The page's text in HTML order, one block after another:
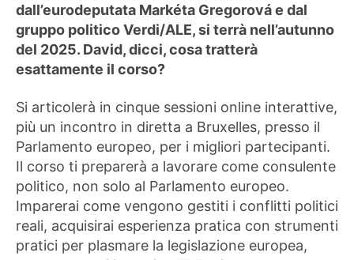
dall’eurodeputata Markéta Gregorová e dal
gruppo politico Verdi/ALE, si terrà nell’autunno
del 2025. David, dicci, cosa tratterà
esattamente il corso?
Si articolerà in cinque sessioni online interattive,
più un incontro in diretta a Bruxelles, presso il
Parlamento europeo, per i migliori partecipanti.
Il corso ti preparerà a lavorare come consulente
politico, non solo al Parlamento europeo.
Imparerai come vengono gestiti i conflitti politici
reali, acquisirai esperienza pratica con strumenti
pratici per plasmare la legislazione europea,